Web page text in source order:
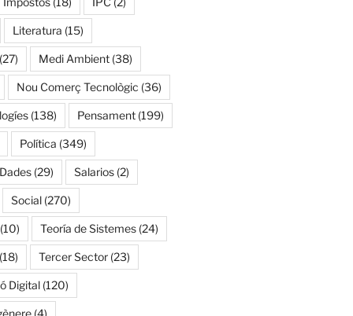
Literatura (15)
Medi Ambient(38)
Nou Comerç Tecnològic (36)
(138) Pensament(199)
Política (349)
(29) Salarios(2)
Social(270)
Teoría de Sistemes(24)
Tercer Sector(23)
Digital(120)